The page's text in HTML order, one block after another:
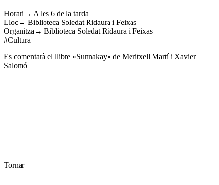
Horari→ A les 6 de la tarda
Lloc→ Biblioteca Soledat Ridaura i Feixas
Organitza→ Biblioteca Soledat Ridaura i Feixas
#Cultura
Es comentarà el llibre «Sunnakay» de Meritxell Martí i Xavier
Salomó
Tornar